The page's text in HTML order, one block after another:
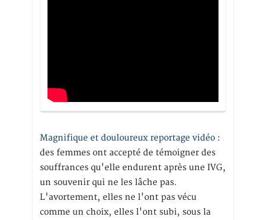
Magnifique et douloureux reportage vidéo :
des femmes ont accepté de témoigner des
souffrances qu'elle endurent après une IVG,
un souvenir qui ne les lâche pas.
L'avortement, elles ne l'ont pas vécu
comme un choix, elles l'ont subi, sous la